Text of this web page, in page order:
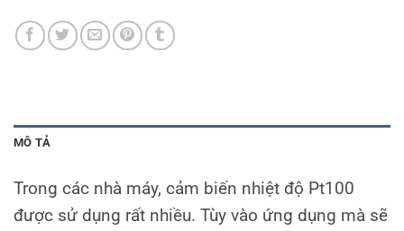
MÔ TẢ
Trong các nhà máy, cảm biến nhiệt độ Pt100
được sử dụng rất nhiều. Tùy vào ứng dụng mà sẽ